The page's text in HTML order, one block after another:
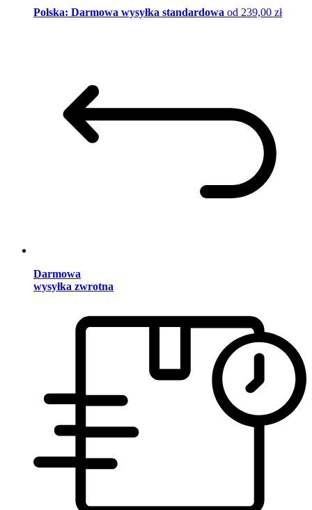
Polska: Darmowa wysyłka standardowa od 239,00 zł
Darmowa
wysyłka zwrotna